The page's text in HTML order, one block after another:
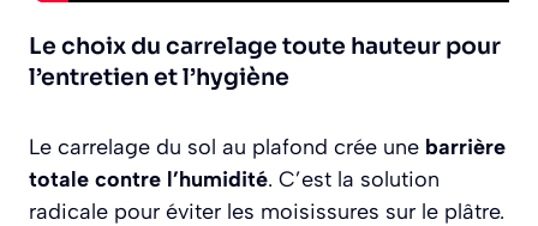
Le choix du carrelage toute hauteur pour
l’entretien et l’hygiène
Le carrelage du sol au plafond crée une barrière
totale contre l’humidité. C’est la solution
radicale pour éviter les moisissures sur le plâtre.